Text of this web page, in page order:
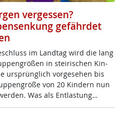
vergessen?
gefährdet
im Land­tag wird die lang
in stei­ri­schen Kin­
ur­sprüng­lich vor­ge­se­hen bis
von 20 Kin­dern nun
Was als Ent­las­tung…